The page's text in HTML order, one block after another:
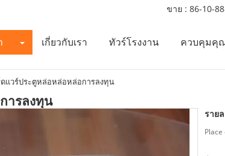
ขาย : 86-10-
เกี่ยวกับเรา ทัวร์โรงงาน ควบคุมคุ
ดแวร์ประตูหล่อหล่อหล่อการลงทุน
ารลงทุน
ราย